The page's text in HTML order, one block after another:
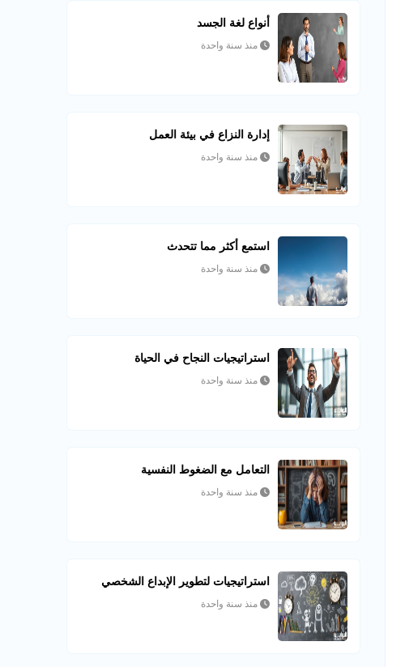
أنواع لغة الجسد
منذ سنة واحدة
إدارة النزاع في بيئة العمل
منذ سنة واحدة
استمع أكثر مما تتحدث
منذ سنة واحدة
استراتيجيات النجاح في الحياة
منذ سنة واحدة
التعامل مع الضغوط النفسية
منذ سنة واحدة
استراتيجيات لتطوير الإبداع الشخصي
منذ سنة واحدة